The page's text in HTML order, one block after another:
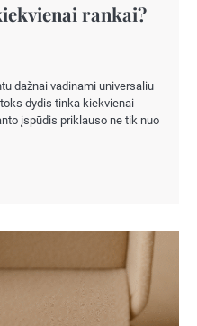
rankai?
dažnai vadinami universaliu
dydis tinka kiekvienai
įspūdis priklauso ne tik nuo